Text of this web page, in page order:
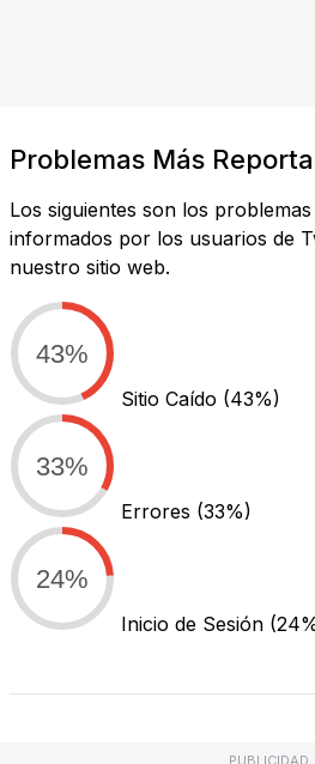
Problemas Más
Los siguientes son los
informados por los usuarios de
nuestro sitio web.
43%
Sitio Caído (43%)
33%
Errores (33%)
24%
Inicio de Sesión
PUBLICIDAD